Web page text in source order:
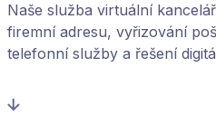
Naše služba virtuální
firemní adresu, vyřizování
telefonní služby a řešení